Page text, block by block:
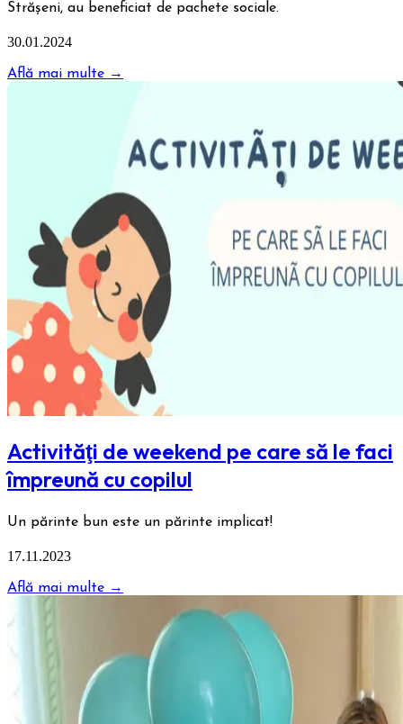
Străşeni, au beneficiat de pachete sociale.
30.01.2024
Află mai multe →
Activităţi de weekend pe care să le faci
împreună cu copilul
Un părinte bun este un părinte implicat!
17.11.2023
Află mai multe →